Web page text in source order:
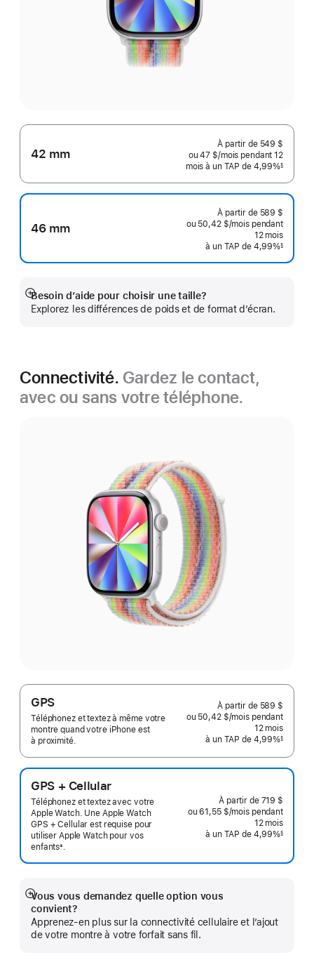
42 mm
À partir de 549 $
ou 47 $/mois par
mois
pendant 12
mois mois
à un TAP de 4,99%§
46 mm
À partir de 589 $
ou 50,42 $/mois par
mois
pendant
12 mois
à un TAP de 4,99%§
Besoin d’aide pour choisir une taille?
Explorez les différences de poids et de format d’écran.
En
montrer
Connectivité. Gardez le contact,
avec ou sans votre téléphone.
GPS
Téléphonez et textez à même votre
montre quand votre iPhone est
à proximité.
À partir de 589 $
ou 50,42 $/mois par
mois
pendant
12 mois
à un TAP de 4,99%§
GPS + Cellular
Téléphonez et textez avec votre
Apple Watch. Une Apple Watch
GPS + Cellular est requise pour
utiliser Apple Watch pour vos
enfants± .
À partir de 719 $
ou 61,55 $/mois par
mois
pendant
12 mois
à un TAP de 4,99%§
Vous vous demandez quelle option vous
convient?
Apprenez-en plus sur la connectivité cellulaire et l’ajout
de votre montre à votre forfait sans fil.
En
montrer
plus